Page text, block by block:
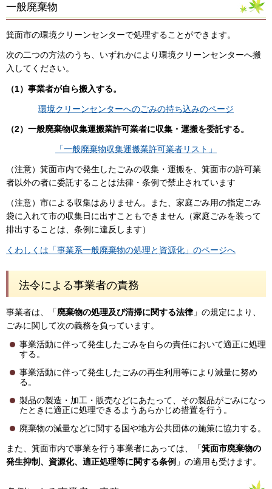
一般廃棄物
箕面市の環境クリーンセンターで処理することができます。
次の二つの方法のうち、いずれかにより環境クリーンセンターへ搬
入してください。
（1）事業者が自ら搬入する。
環境クリーンセンターへのごみの持ち込みのページ
（2）一般廃棄物収集運搬業許可業者に収集・運搬を委託する。
「一般廃棄物収集運搬業許可業者リスト」
（注意）箕面市内で発生したごみの収集・運搬を、箕面市の許可業
者以外の者に委託することは法律・条例で禁止されています
（注意）市による収集はありません。また、家庭ごみ用の指定ごみ
袋に入れて市の収集日に出すこともできません（家庭ごみを装って
排出することは、条例に違反します）
くわしくは「事業系一般廃棄物の処理と資源化」のページへ
法令による事業者の責務
事業者は、「廃棄物の処理及び清掃に関する法律」の規定により、
ごみに関して次の義務を負っています。
事業活動に伴って発生したごみを自らの責任において適正に処理
する。
事業活動に伴って発生したごみの再生利用等により減量に努め
る。
製品の製造・加工・販売などにあたって、その製品がごみになっ
たときに適正に処理できるようあらかじめ措置を行う。
廃棄物の減量などに関する国や地方公共団体の施策に協力する。
また、箕面市内で事業を行う事業者にあっては、「箕面市廃棄物の
発生抑制、資源化、適正処理等に関する条例 」の適用も受けます。